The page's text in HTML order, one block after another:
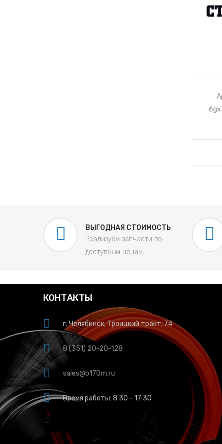
ВЫГОДНАЯ СТОИМОСТЬ
Реализуем запчасти по
доступным ценам
КОНТАКТЫ
г. Челябинск, Троицкий тракт, 74
8 (351) 20-20-128
sales@b170m.ru
Время работы: 8:30 - 17:30